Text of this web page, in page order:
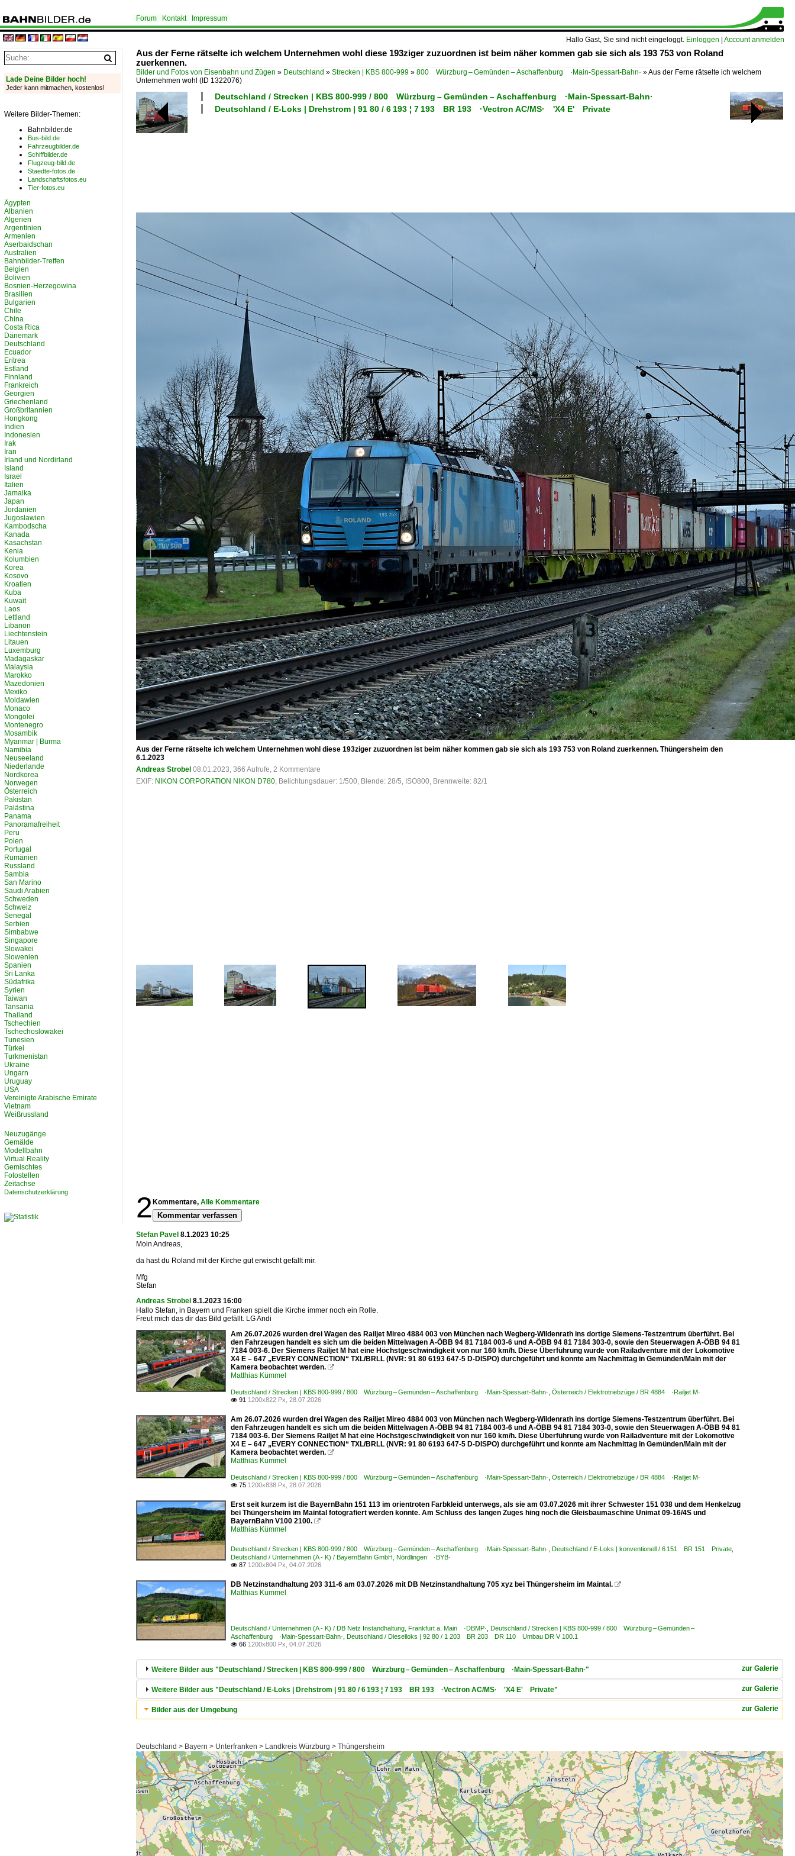
Hallo Gast, Sie sind nicht eingeloggt. Einloggen Account anmelden
Forum Kontakt Impressum
Aus der Ferne rätselte ich welchem Unternehmen wohl diese 193ziger zuzuordnen ist beim näher kommen gab sie sich als 193 753 von Roland
zuerkennen.
Bilder und Fotos von Eisenbahn und Zügen » Deutschland » Strecken | KBS 800-999 » 800 Würzburg – Gemünden – Aschaffenburg ·Main-Spessart-Bahn· »Aus der Ferne rätselte ich welchem
Unternehmen wohl (ID 1322076)
Deutschland / Strecken | KBS 800-999 / 800 Würzburg – Gemünden – Aschaffenburg ·Main-Spessart-Bahn·
Deutschland / E-Loks | Drehstrom | 91 80 / 6 193 ¦ 7 193 BR 193 ·Vectron AC/MS· 'X4 E' Private
Aus der Ferne rätselte ich welchem Unternehmen wohl diese 193ziger zuzuordnen ist beim näher kommen gab sie sich als 193 753 von Roland zuerkennen. Thüngersheim den
6.1.2023
Andreas Strobel 08.01.2023, 366 Aufrufe, 2 Kommentare
EXIF: NIKON CORPORATION NIKON D780, Belichtungsdauer: 1/500, Blende: 28/5, ISO800, Brennweite: 82/1
2 Kommentare, Alle Kommentare
Kommentar verfassen
Stefan Pavel 8.1.2023 10:25
Moin Andreas,
da hast du Roland mit der Kirche gut erwischt gefällt mir.
Mfg
Stefan
Andreas Strobel 8.1.2023 16:00
Hallo Stefan, in Bayern und Franken spielt die Kirche immer noch ein Rolle.
Freut mich das dir das Bild gefällt. LG Andi
Am 26.07.2026 wurden drei Wagen des Railjet Mireo 4884 003 von München nach Wegberg-Wildenrath ins dortige Siemens-Testzentrum überführt. Bei
den Fahrzeugen handelt es sich um die beiden Mittelwagen A-ÖBB 94 81 7184 003-6 und A-ÖBB 94 81 7184 303-0, sowie den Steuerwagen A-ÖBB 94 81
7184 003-6. Der Siemens Railjet M hat eine Höchstgeschwindigkeit von nur 160 km/h. Diese Überführung wurde von Railadventure mit der Lokomotive
X4 E – 647 „EVERY CONNECTION“ TXL/BRLL (NVR: 91 80 6193 647-5 D-DISPO) durchgeführt und konnte am Nachmittag in Gemünden/Main mit der
Kamera beobachtet werden. 
Matthias Kümmel
Deutschland / Strecken | KBS 800-999 / 800 Würzburg – Gemünden – Aschaffenburg ·Main-Spessart-Bahn· Österreich / Elektrotriebzüge / BR 4884 ·Railjet M·
 91 1200x822 Px, 28.07.2026
Am 26.07.2026 wurden drei Wagen des Railjet Mireo 4884 003 von München nach Wegberg-Wildenrath ins dortige Siemens-Testzentrum überführt. Bei
den Fahrzeugen handelt es sich um die beiden Mittelwagen A-ÖBB 94 81 7184 003-6 und A-ÖBB 94 81 7184 303-0, sowie den Steuerwagen A-ÖBB 94 81
7184 003-6. Der Siemens Railjet M hat eine Höchstgeschwindigkeit von nur 160 km/h. Diese Überführung wurde von Railadventure mit der Lokomotive
X4 E – 647 „EVERY CONNECTION“ TXL/BRLL (NVR: 91 80 6193 647-5 D-DISPO) durchgeführt und konnte am Nachmittag in Gemünden/Main mit der
Kamera beobachtet werden. 
Matthias Kümmel
Deutschland / Strecken | KBS 800-999 / 800 Würzburg – Gemünden – Aschaffenburg ·Main-Spessart-Bahn· Österreich / Elektrotriebzüge / BR 4884 ·Railjet M·
 75 1200x838 Px, 28.07.2026
Erst seit kurzem ist die BayernBahn 151 113 im orientroten Farbkleid unterwegs, als sie am 03.07.2026 mit ihrer Schwester 151 038 und dem Henkelzug
bei Thüngersheim im Maintal fotografiert werden konnte. Am Schluss des langen Zuges hing noch die Gleisbaumaschine Unimat 09-16/4S und
BayernBahn V100 2100. 
Matthias Kümmel
Deutschland / Strecken | KBS 800-999 / 800 Würzburg – Gemünden – Aschaffenburg ·Main-Spessart-Bahn· Deutschland / E-Loks | konventionell / 6 151 BR 151 Private
Deutschland / Unternehmen (A - K) / BayernBahn GmbH, Nördlingen ·BYB·
 87 1200x804 Px, 04.07.2026
DB Netzinstandhaltung 203 311-6 am 03.07.2026 mit DB Netzinstandhaltung 705 xyz bei Thüngersheim im Maintal. 
Matthias Kümmel
Deutschland / Unternehmen (A - K) / DB Netz Instandhaltung, Frankfurt a. Main ·DBMP· Deutschland / Strecken | KBS 800-999 / 800 Würzburg – Gemünden –
Aschaffenburg ·Main-Spessart-Bahn· Deutschland / Dieselloks | 92 80 / 1 203 BR 203 DR 110 Umbau DR V 100.1
 66 1200x800 Px, 04.07.2026
zur Galerie
Weitere Bilder aus "Deutschland / Strecken | KBS 800-999 / 800 Würzburg – Gemünden – Aschaffenburg ·Main-Spessart-Bahn·"
zur Galerie
Weitere Bilder aus "Deutschland / E-Loks | Drehstrom | 91 80 / 6 193 ¦ 7 193 BR 193 ·Vectron AC/MS· 'X4 E' Private"
zur Galerie
Bilder aus der Umgebung
Deutschland > Bayern > Unterfranken > Landkreis Würzburg > Thüngersheim
Lade Deine Bilder hoch!
Jeder kann mitmachen, kostenlos!
Weitere Bilder-Themen:
Bahnbilder.de
Bus-bild.de
Fahrzeugbilder.de
Schiffbilder.de
Flugzeug-bild.de
Staedte-fotos.de
Landschaftsfotos.eu
Tier-fotos.eu
Ägypten
Albanien
Algerien
Argentinien
Armenien
Aserbaidschan
Australien
Bahnbilder-Treffen
Belgien
Bolivien
Bosnien-Herzegowina
Brasilien
Bulgarien
Chile
China
Costa Rica
Dänemark
Deutschland
Ecuador
Eritrea
Estland
Finnland
Frankreich
Georgien
Griechenland
Großbritannien
Hongkong
Indien
Indonesien
Irak
Iran
Irland und Nordirland
Island
Israel
Italien
Jamaika
Japan
Jordanien
Jugoslawien
Kambodscha
Kanada
Kasachstan
Kenia
Kolumbien
Korea
Kosovo
Kroatien
Kuba
Kuwait
Laos
Lettland
Libanon
Liechtenstein
Litauen
Luxemburg
Madagaskar
Malaysia
Marokko
Mazedonien
Mexiko
Moldawien
Monaco
Mongolei
Montenegro
Mosambik
Myanmar | Burma
Namibia
Neuseeland
Niederlande
Nordkorea
Norwegen
Österreich
Pakistan
Palästina
Panama
Panoramafreiheit
Peru
Polen
Portugal
Rumänien
Russland
Sambia
San Marino
Saudi Arabien
Schweden
Schweiz
Senegal
Serbien
Simbabwe
Singapore
Slowakei
Slowenien
Spanien
Sri Lanka
Südafrika
Syrien
Taiwan
Tansania
Thailand
Tschechien
Tschechoslowakei
Tunesien
Türkei
Turkmenistan
Ukraine
Ungarn
Uruguay
USA
Vereinigte Arabische Emirate
Vietnam
Weißrussland
Neuzugänge
Gemälde
Modellbahn
Virtual Reality
Gemischtes
Fotostellen
Zeitachse
Datenschutzerklärung